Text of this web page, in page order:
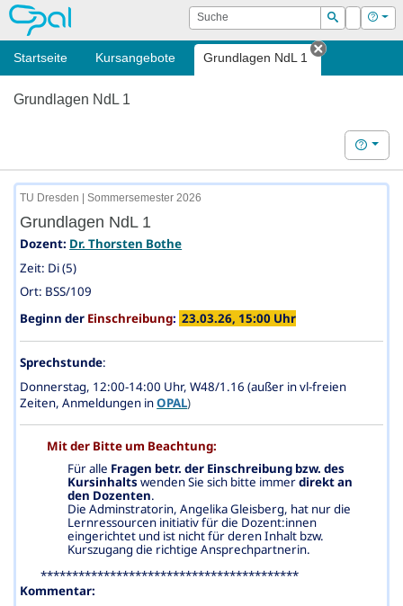
OPAL Suche
Suchen
Login Hilfe
Startseite Kursangebote Grundlagen NdL 1
Tab
Grundlagen NdL 1
Hilfe
TU Dresden | Sommersemester 2026
Grundlagen NdL 1
Dozent: Dr. Thorsten Bothe
Zeit: Di (5)
Ort: BSS/109
Beginn der Einschreibung: 23.03.26, 15:00 Uhr
Sprechstunde:
Donnerstag, 12:00-14:00 Uhr,W48/1.16 (außer in vl-freien
Zeiten, Anmeldungen inOPAL)
Mit der Bitte um Beachtung:
Für alle Fragen betr. der Einschreibung bzw. des
Kursinhalts wenden Sie sich bitte immerdirekt an
den Dozenten.
Die Adminstratorin, Angelika Gleisberg, hat nur die
Lernressourcen initiativ für die Dozent:innen
eingerichtet und ist nicht für deren Inhalt bzw.
Kurszugang die richtige Ansprechpartnerin.
*****************************************
Kommentar: